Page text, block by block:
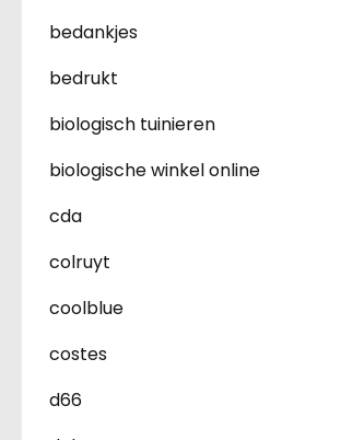
bedankjes
bedrukt
biologisch tuinieren
biologische winkel online
cda
colruyt
coolblue
costes
d66